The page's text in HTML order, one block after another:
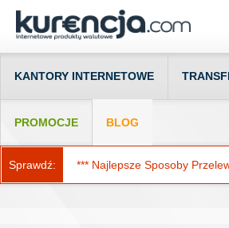
KANTORY INTERNETOWE
PROMOCJE BLOG
Sprawdź: *** Najlepsze Sposoby